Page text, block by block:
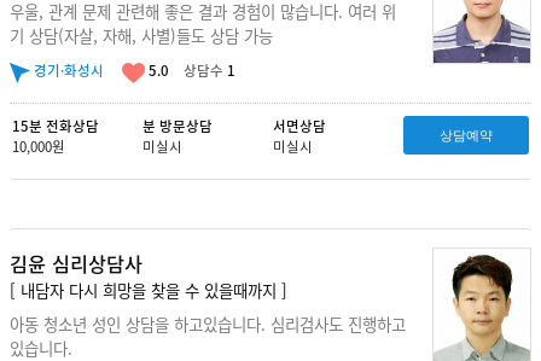
우울, 관계 문제 관련해 좋은 결과 경험이 많습니다. 여러 위
기 상담(자살, 자해, 사별)들도 상담 가능
경기·화성시 5.0 상담수 1
15분 전화상담
10,000원
분 방문상담
미실시
서면상담
미실시
상담예약
김윤 심리상담사
[ 내담자 다시 희망을 찾을 수 있을때까지 ]
아동 청소년 성인 상담을 하고있습니다. 심리검사도 진행하고
있습니다.